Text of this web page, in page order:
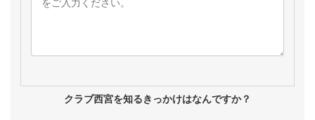
クラブ西宮を知るきっかけはなんですか？